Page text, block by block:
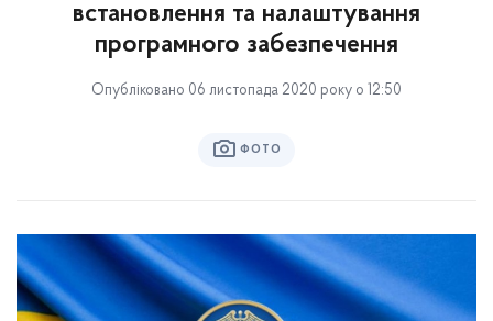
встановлення та налаштування
програмного забезпечення
Опубліковано 06 листопада 2020 року о 12:50
ФОТО